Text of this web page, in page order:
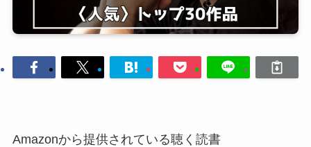
Amazonから提供されている聴く読書